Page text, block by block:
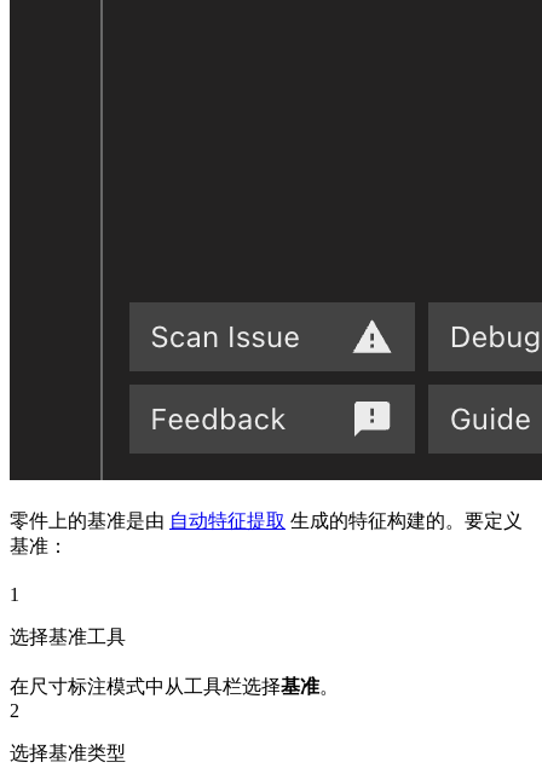
零件上的基准是由 自动特征提取 生成的特征构建的。要定义
基准：
1
选择基准工具
在尺寸标注模式中从工具栏选择基准。
2
选择基准类型